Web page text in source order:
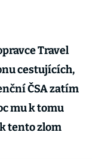
Travel
cestujících,
ČSA zatím
mu k tomu
tento zlom